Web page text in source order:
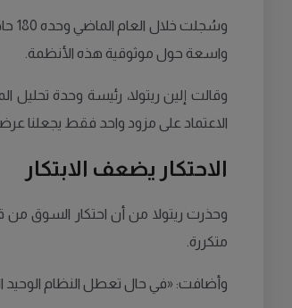
واسعة حول موثوقية هذه الأنظمة.
الاعتماد على مزود واحد فقط يجعلنا
الاحتكار يضعف الابتكار
وحذرت ريتولا من أن احتكار السوق من
متكررة.
وأضافت: «في حال تعطل النظام الوحيد